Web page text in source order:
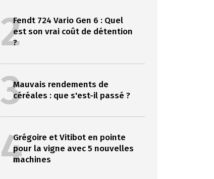
2Fendt 724 Vario Gen 6 : Quel
est son vrai coût de détention
?
3Mauvais rendements de
céréales : que s'est-il passé ?
4Grégoire et Vitibot en pointe
pour la vigne avec 5 nouvelles
machines